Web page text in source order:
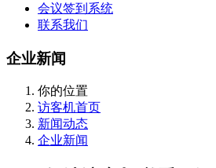
会议签到系统
联系我们
企业新闻
你的位置
访客机首页
新闻动态
企业新闻